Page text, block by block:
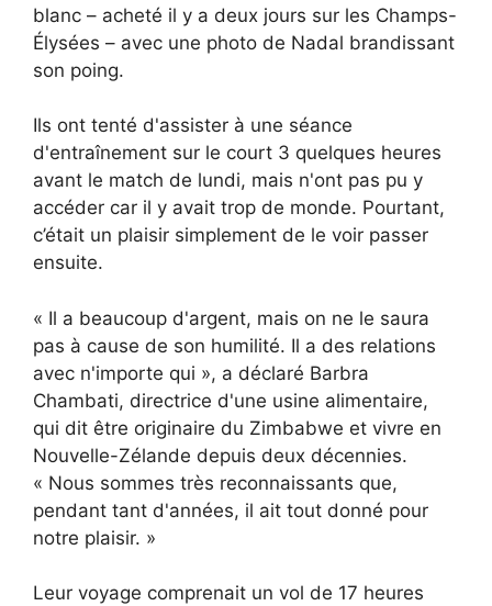
blanc – acheté il y a deux jours sur les Champs-
Élysées – avec une photo de Nadal brandissant
son poing.
Ils ont tenté d'assister à une séance
d'entraînement sur le court 3 quelques heures
avant le match de lundi, mais n'ont pas pu y
accéder car il y avait trop de monde. Pourtant,
c’était un plaisir simplement de le voir passer
ensuite.
« Il a beaucoup d'argent, mais on ne le saura
pas à cause de son humilité. Il a des relations
avec n'importe qui », a déclaré Barbra
Chambati, directrice d'une usine alimentaire,
qui dit être originaire du Zimbabwe et vivre en
Nouvelle-Zélande depuis deux décennies.
« Nous sommes très reconnaissants que,
pendant tant d'années, il ait tout donné pour
notre plaisir. »
Leur voyage comprenait un vol de 17 heures